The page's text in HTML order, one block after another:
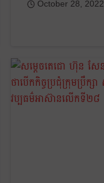
October 28, 2022